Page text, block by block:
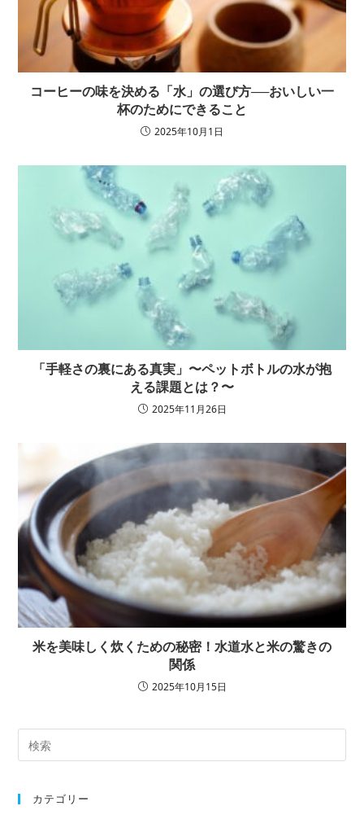
コーヒーの味を決める「水」の選び方──おいしい一
杯のためにできること
2025年10月1日
「手軽さの裏にある真実」〜ペットボトルの水が抱
える課題とは？〜
2025年11月26日
米を美味しく炊くための秘密！水道水と米の驚きの
関係
2025年10月15日
カテゴリー